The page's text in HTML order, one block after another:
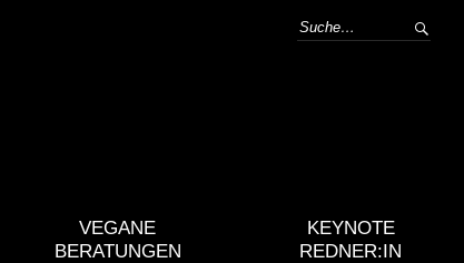
VEGANE
BERATUNGEN
KEYNOTE
REDNER:IN